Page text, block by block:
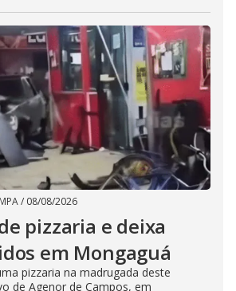
/ 08/08/2026
pizzaria e deixa
em Mongaguá
pizzaria na madrugada deste
de Agenor de Campos, em